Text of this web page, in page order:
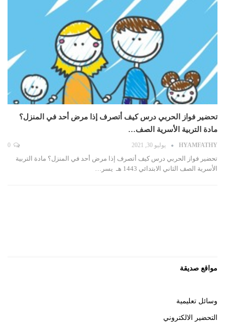
تحضير فواز الحربي درس كيف أتصرف إذا مرض أحد في المنزل؟
مادة التربية الأسرية الصف…
HYAMFATHY يوليو 30, 2021
تحضير فواز الحربي درس كيف أتصرف إذا مرض أحد في المنزل؟ مادة التربية
الأسرية الصف الثاني الابتدائي 1443 هـ يسر…
مواقع صديقة
وسائل تعليمية
التحضير الالكتروني